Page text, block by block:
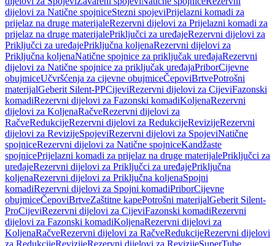
dijelovi za Natične spojniceStezni spojeviPrijelazni komadi za
prijelaz na druge materijaleRezervni dijelovi za Prijelazni komadi za
prijelaz na druge materijalePriključci za uređajeRezervni dijelovi za
Priključci za uređajePriključna koljenaRezervni dijelovi za
Priključna koljenaNatične spojnice za priključak uređajaRezervni
dijelovi za Natične spojnice za priključak uređajaPriborCijevne
obujmiceUčvršćenja za cijevne obujmiceČepoviBrtvePotrošni
materijalGeberit Silent-PPCijeviRezervni dijelovi za CijeviFazonski
komadiRezervni dijelovi za Fazonski komadiKoljenaRezervni
dijelovi za KoljenaRačveRezervni dijelovi za
RačveRedukcijeRezervni dijelovi za RedukcijeRevizijeRezervni
dijelovi za RevizijeSpojeviRezervni dijelovi za SpojeviNatične
spojniceRezervni dijelovi za Natične spojniceKandžaste
spojnicePrijelazni komadi za prijelaz na druge materijalePriključci za
uređajeRezervni dijelovi za Priključci za uređajePriključna
koljenaRezervni dijelovi za Priključna koljenaSpojni
komadiRezervni dijelovi za Spojni komadiPriborCijevne
obujmiceČepoviBrtveZaštitne kapePotrošni materijalGeberit Silent-
ProCijeviRezervni dijelovi za CijeviFazonski komadiRezervni
dijelovi za Fazonski komadiKoljenaRezervni dijelovi za
KoljenaRačveRezervni dijelovi za RačveRedukcijeRezervni dijelovi
za RedukcijeRevizijeRezervni dijelovi za RevizijeSuperTube